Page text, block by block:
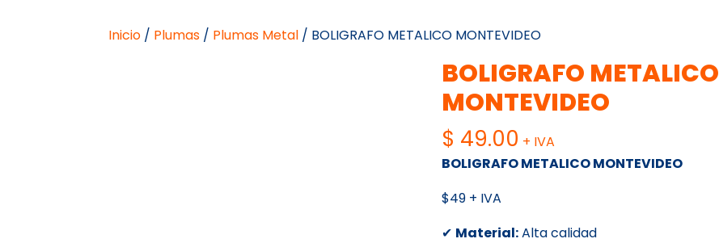
Inicio / Plumas / Plumas Metal / BOLIGRAFO METALICO MONTEVIDEO
BOLIGRAFO METALICO
MONTEVIDEO
$ 49.00 + IVA
BOLIGRAFO METALICO MONTEVIDEO
$49 + IVA
✔ Material:Alta calidad